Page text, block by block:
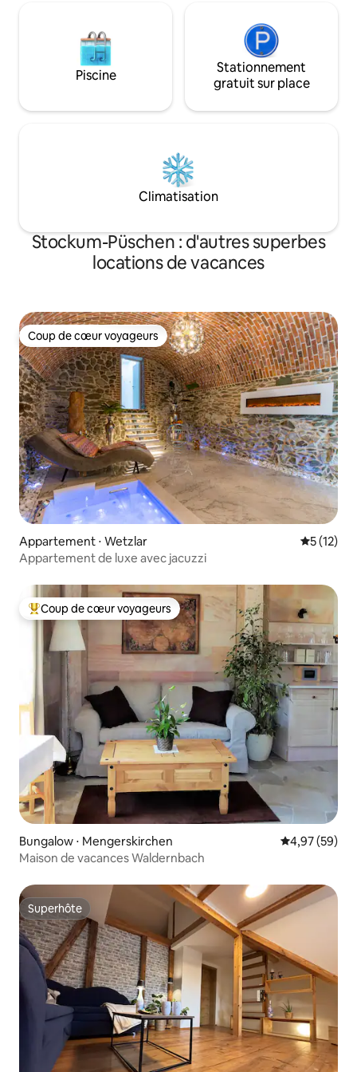
Piscine
Stationnement
gratuit sur place
Climatisation
Stockum-Püschen : d'autres superbes
locations de vacances
Coup de cœur voyageurs
Coup de cœur voyageurs
Appartement ⋅ Wetzlar
5 (12)
Appartement de luxe avec jacuzzi
Coups de cœur voyageurs les plus appréciés
Coup de cœur voyageurs
Bungalow ⋅ Mengerskirchen Évaluation
4,97 (59)
Maison de vacances Waldernbach
Superhôte
Superhôte